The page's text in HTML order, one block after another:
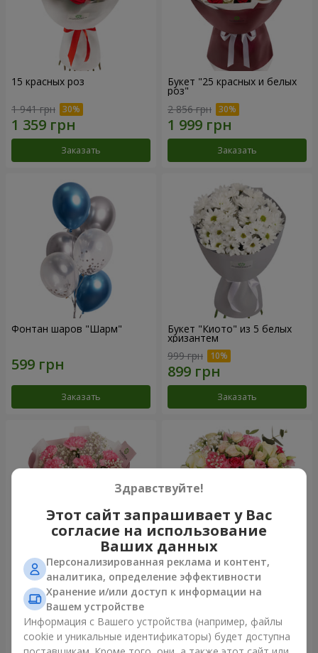
15 красных роз
1 941 грн
Заказать
Букет "25 красных и белых
роз"
2 856 грн
Заказать
Фонтан шаров "Шарм"
Заказать
Букет "Киото" из 5 белых
хризантем
999 грн
Заказать
Букет "Королева
Карибского моря"
1 374 грн
Заказать
Цветы в коробке
"Помпадур"
Заказать
Здравствуйте!
Этот сайт запрашивает у Вас
согласие на использование
Ваших данных
Персонализированная реклама и контент,
аналитика, определение эффективности
Хранение и/или доступ к информации на
Вашем устройстве
Информация с Вашего устройства (например, файлы
cookie и уникальные идентификаторы) будет доступна